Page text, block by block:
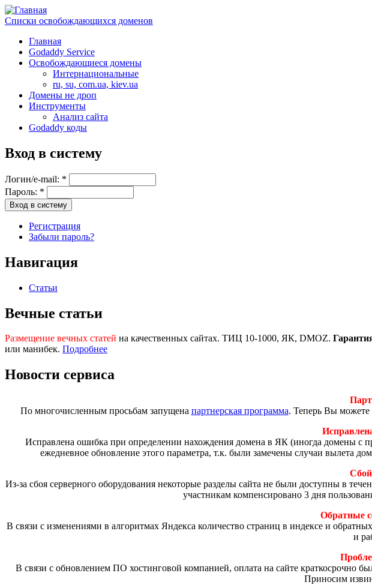
Списки освобождающихся доменов
Главная
Godaddy Service
Освобождающиеся домены
Интернациональные
ru, su, com.ua, kiev.ua
Домены не дроп
Инструменты
Анализ сайта
Godaddy коды
Вход в систему
Логин/e-mail: *
Пароль: *
Регистрация
Забыли пароль?
Навигация
Статьи
Вечные статьи
Размещение вечных статей на качественных сайтах. ТИЦ 10-1000, ЯК, DMOZ.
или манибек. Подробнее
Новости сервиса
По многочисленным просьбам запущена партнерская программа. Теперь Вы можете
Исправлена ошибка при определении нахождения домена в ЯК (иногда домены с
ежедневное обновление этого параметра, т.к. были замечены случаи вылета
Сбой
Из-за сбоя серверного оборудования некоторые разделы сайта не были доступны в
участникам компенсировано 3 дня
Обратные
В связи с изменениями в алгоритмах Яндекса количество страниц в индексе и
и
В связи с обновлением ПО хостинговой компанией, оплата на сайте краткосрочно
Приносим